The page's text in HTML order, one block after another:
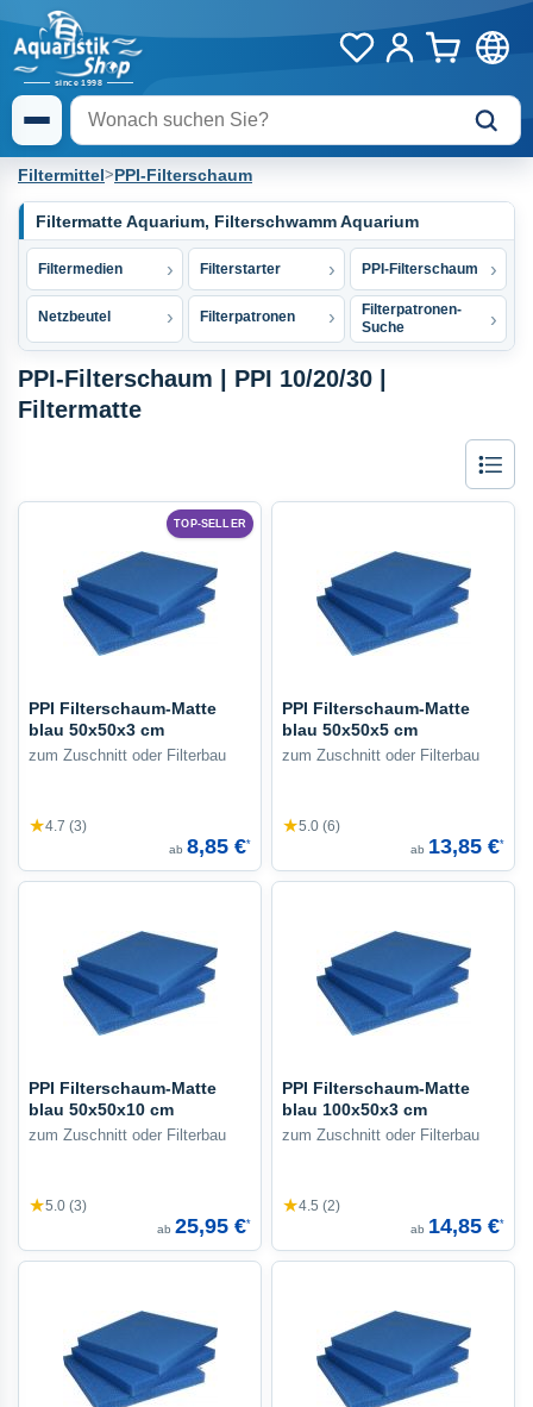
Filtermittel>PPI-Filterschaum
Filtermatte Aquarium, Filterschwamm Aquarium
Filtermedien Filterstarter PPI-Filterschaum
Netzbeutel Filterpatronen
Filterpatronen-
Suche
PPI-Filterschaum | PPI 10/20/30 |
Filtermatte
TOP-SELLER
PPI Filterschaum-Matte
blau 50x50x3 cm
zum Zuschnitt oder Filterbau
★4.7 (3)
ab 8,85 €*
PPI Filterschaum-Matte
blau 50x50x5 cm
zum Zuschnitt oder Filterbau
★5.0 (6)
ab 13,85 €*
PPI Filterschaum-Matte
blau 50x50x10 cm
zum Zuschnitt oder Filterbau
★5.0 (3)
ab 25,95 €*
PPI Filterschaum-Matte
blau 100x50x3 cm
zum Zuschnitt oder Filterbau
★4.5 (2)
ab 14,85 €*